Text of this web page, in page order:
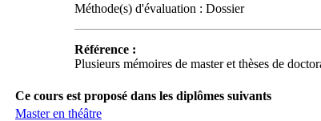
Méthode(s) d'évaluation : Dossier
Référence :
Plusieurs mémoires de master et thèses de
Ce cours est proposé dans les diplômes suivants
Master en théâtre